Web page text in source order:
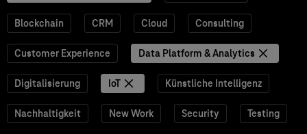
Blockchain CRM Cloud Consulting
Customer Experience Data Platform & Analytics
Digitalisierung IoT Künstliche Intelligenz
Nachhaltigkeit New Work Security Testing